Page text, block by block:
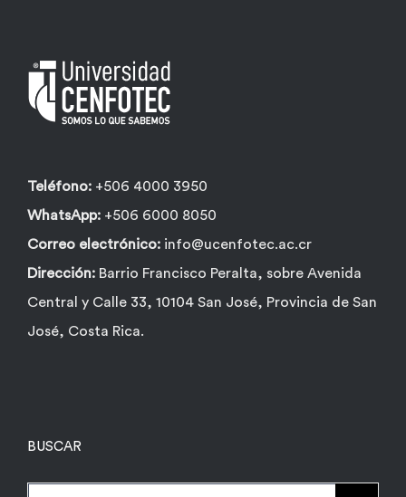
Teléfono: +506 4000 3950
WhatsApp: +506 6000 8050
Correo electrónico: info@ucenfotec.ac.cr
Dirección: Barrio Francisco Peralta, sobre Avenida
Central y Calle 33, 10104 San José, Provincia de San
José, Costa Rica.
BUSCAR